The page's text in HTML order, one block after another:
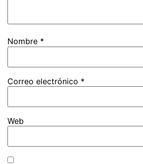
Nombre *
Correo electrónico *
Web